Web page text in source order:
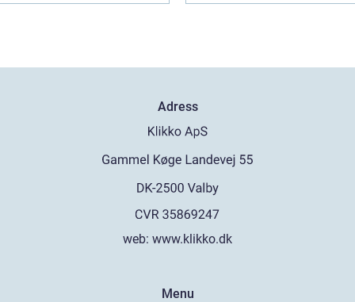
Adress
web: www.klikko.dk
Menu